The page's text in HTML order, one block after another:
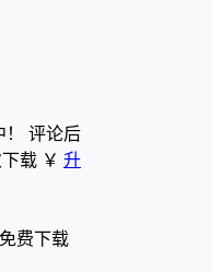
评论后
载 ￥ 升
费下载